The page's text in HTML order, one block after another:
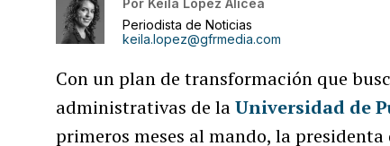
Periodista de Noticias
keila.lopez@gfrmedia.com
Con un plan de transformación que
administrativas de laUniversidad de
primeros meses al mando, la